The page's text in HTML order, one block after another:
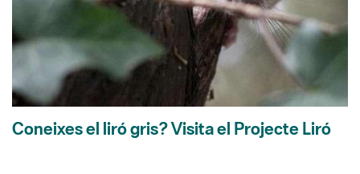
Coneixes el liró gris? Visita el Projecte Liró